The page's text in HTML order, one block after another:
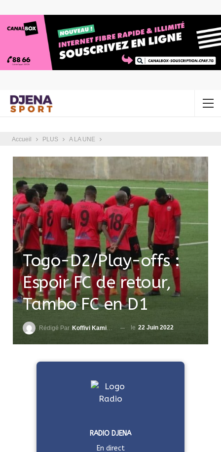
Accueil PLUS A LA UNE
Togo-D2/Play-offs :
Espoir FC de retour,
Tambo FC en D1
Rédigé Par Koffivi Kami AGBETOU le 22 Juin 2022
RADIO DJENA
En direct